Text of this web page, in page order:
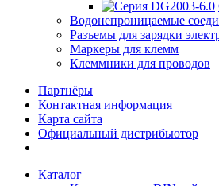
Водонепроницаемые
Разъемы для зарядки
Маркеры для клемм
Клеммники для проводов
Партнёры
Контактная информация
Карта сайта
Официальный дистрибьютор
Каталог